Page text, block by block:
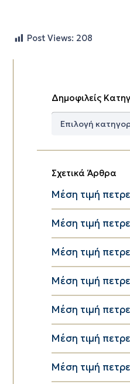
Post Views: 208
Δημοφιλείς
Δημοφιλείς
Σχετικά Άρθρα
Μέση τιμή
Μέση τιμή
Μέση τιμή
Μέση τιμή
Μέση τιμή
Μέση τιμή
Μέση τιμή